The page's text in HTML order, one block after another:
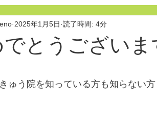
とうございま
2025年1月5日 読了時間: 4分
評価されています。
ゅう院を知っている方も知らない方